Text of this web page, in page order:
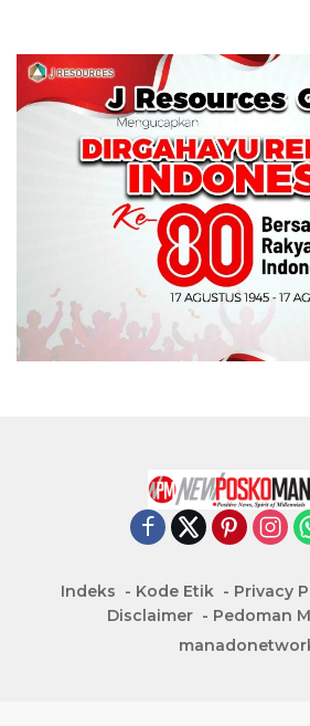
Indeks Kode Etik Privacy
Disclaimer
Pedoman